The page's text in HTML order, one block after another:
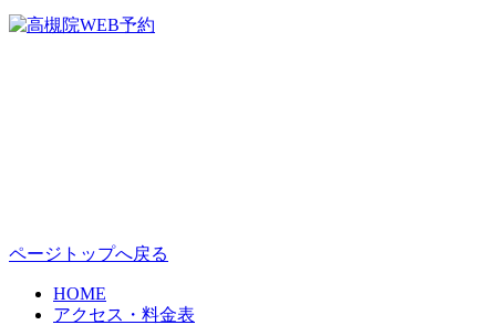
ページトップへ戻る
HOME
アクセス・料金表